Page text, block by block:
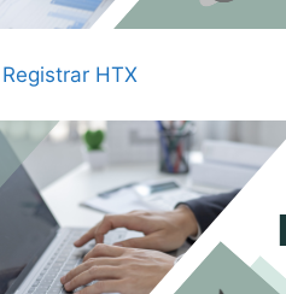
Registrar HTX